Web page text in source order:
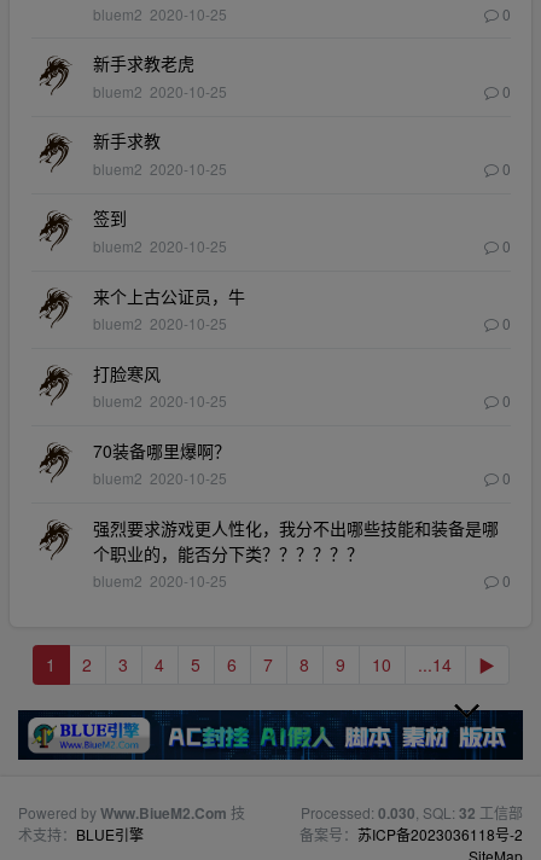
bluem2 2020-10-25 0
新手求教老虎
bluem2 2020-10-25 0
新手求教
bluem2 2020-10-25 0
签到
bluem2 2020-10-25 0
来个上古公证员，牛
bluem2 2020-10-25 0
打脸寒风
bluem2 2020-10-25 0
70装备哪里爆啊？
bluem2 2020-10-25 0
强烈要求游戏更人性化，我分不出哪些技能和装备是哪
个职业的，能否分下类？？？？？？
bluem2 2020-10-25 0
1 2 3 4 5 6 7 8 9 10 ...14 ▶
Powered byWww.BiueM2.Com 技
术支持： BLUE引擎
Processed: 0.030 , SQL: 32 工信部
备案号： 苏ICP备2023036118号-2